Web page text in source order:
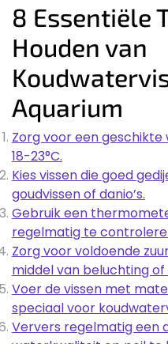
8 Essentiële
Houden van
Aquarium
Zorg voor een
18-23°C.
Kies vissen die goed
goudvissen of danio’s.
Gebruik een
regelmatig te
Zorg voor voldoende
middel van beluchting
Voer de vissen met
speciaal voor
Ververs regelmatig een